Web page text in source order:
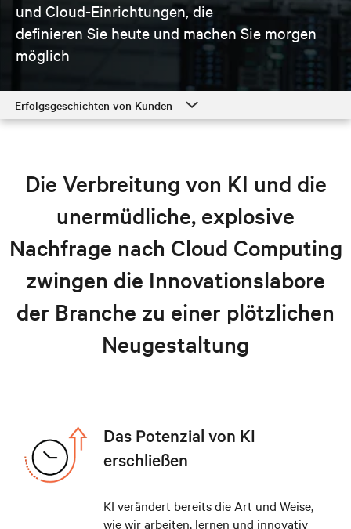
und Cloud-Einrichtungen, die
definieren Sie heute und machen Sie morgen
möglich
Erfolgsgeschichten von Kunden
Ressourcen
Hyperscale-Lösungen entdecken
Die Verbreitung von KI und die
unermüdliche, explosive
Nachfrage nach Cloud Computing
zwingen die Innovationslabore
der Branche zu einer plötzlichen
Neugestaltung
Das Potenzial von KI
erschließen
KI verändert bereits die Art und Weise,
wie wir arbeiten, lernen und innovativ